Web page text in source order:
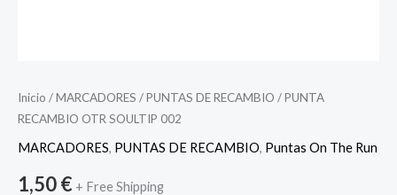
Inicio /MARCADORES /PUNTAS DE RECAMBIO / PUNTA
RECAMBIO OTR SOULTIP 002
MARCADORES, PUNTAS DE RECAMBIO, Puntas On The Run
1,50€ + Free Shipping